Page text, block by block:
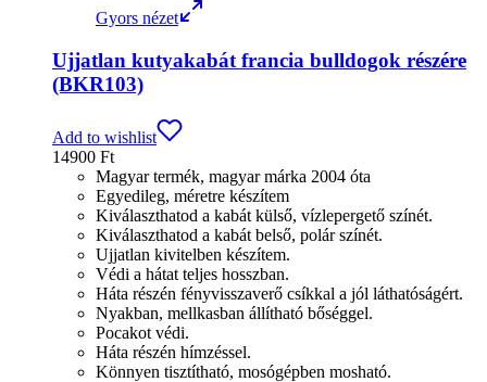
Gyors nézet
Ujjatlan kutyakabát francia bulldogok részére
(BKR103)
Add to wishlist
14900 Ft
Magyar termék, magyar márka 2004 óta
Egyedileg, méretre készítem
Kiválaszthatod a kabát külső, vízlepergető színét.
Kiválaszthatod a kabát belső, polár színét.
Ujjatlan kivitelben készítem.
Védi a hátat teljes hosszban.
Háta részén fényvisszaverő csíkkal a jól láthatóságért.
Nyakban, mellkasban állítható bőséggel.
Pocakot védi.
Háta részén hímzéssel.
Könnyen tisztítható, mosógépben mosható.